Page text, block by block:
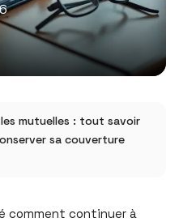
les mutuelles : tout savoir
sa couverture
comment continuer à